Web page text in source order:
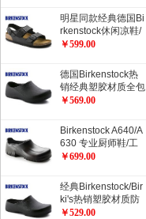
明星同款经典德国Bi
rkenstock休闲凉鞋/
开车凉鞋Milano系
￥599.00
德国Birkenstock热
销经典塑胶材质全包
厨师鞋工作鞋职业鞋
￥569.00
Birkenstock A640/A
630 专业厨师鞋/工
作防护鞋/职业鞋/劳
￥699.00
经典Birkenstock/Bir
ki's热销塑胶材质防
滑工作鞋 职业鞋 厨
￥529.00